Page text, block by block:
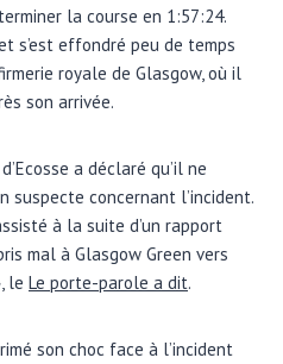
la course en 1:57:24.
s’est effondré peu de temps
royale de Glasgow, où il
son arrivée.
a déclaré qu’il ne
suspecte concernant l’incident.
à la suite d’un rapport
mal à Glasgow Green vers
le Le porte-parole a dit.
son choc face à l’incident